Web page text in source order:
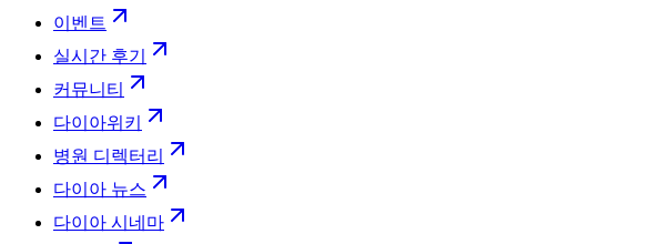
이벤트
실시간 후기
커뮤니티
다이아위키
병원 디렉터리
다이아 뉴스
다이아 시네마